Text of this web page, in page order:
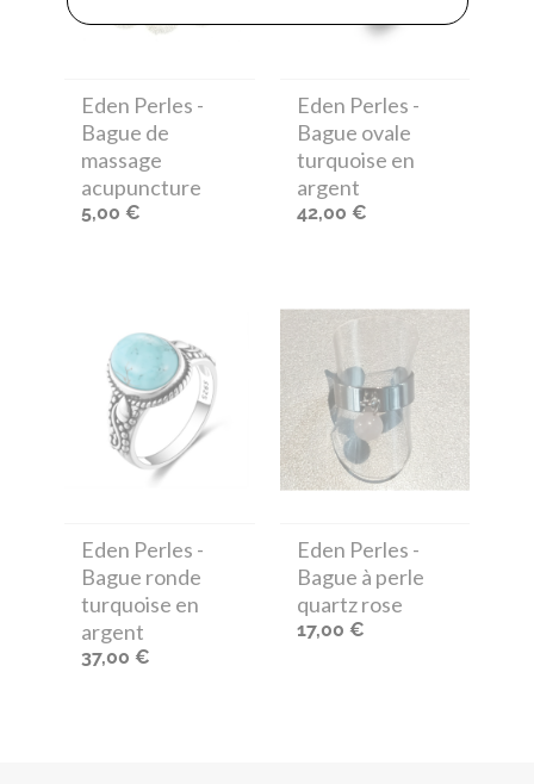
Eden Perles -
Bague de
massage
acupuncture
5,00 €
Eden Perles -
Bague ovale
turquoise en
argent
42,00 €
Eden Perles -
Bague ronde
turquoise en
argent
37,00 €
Eden Perles -
Bague à perle
quartz rose
17,00 €